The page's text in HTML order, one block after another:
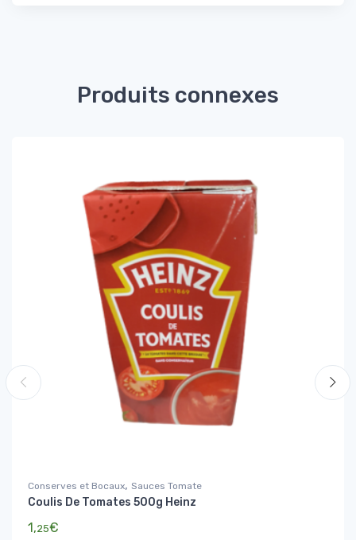
Produits connexes
Conserves et Bocaux, Sauces Tomate
Coulis De Tomates 500g Heinz
1,25€